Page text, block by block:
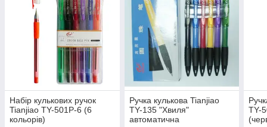
Набір кулькових ручок
Tianjiao TY-501P-6 (6
кольорів)
Ручка кулькова Tianjiao
TY-135 "Хвиля"
автоматична
TY-